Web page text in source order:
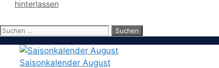
hinterlassen
Suchen
Saisonkalender August